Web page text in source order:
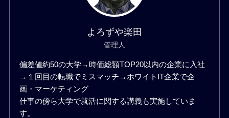
よろずや楽田
管理人
偏差値約50の大学→時価総額TOP20以内の企業に入社
→１回目の転職でミスマッチ→ホワイトIT企業で企
画・マーケティング
仕事の傍ら大学で就活に関する講義も実施していま
す。